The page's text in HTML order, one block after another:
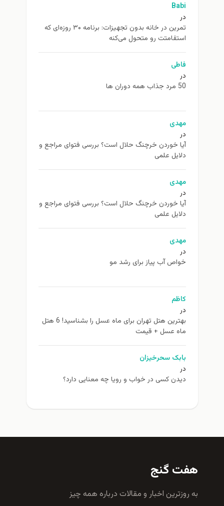
Babi
در
تمرین در خانه بدون تجهیزات: برنامه ۳۰ روزه‌ای که
استقامتت رو متحول می‌کنه
فاطی
در
50 مرد جذاب همه دوران ها
مهدی
در
آیا خوردن خرچنگ حلال است؟ بررسی فتوای مراجع و
دلایل علمی
مهدی
در
آیا خوردن خرچنگ حلال است؟ بررسی فتوای مراجع و
دلایل علمی
مهدی
در
خواص آب پیاز برای رشد مو
کاظم
در
بهترین هتل تهران برای ماه عسل را بشناسید! 6 هتل
ماه عسل + قیمت
بابک سحرخیزان
در
دیدن کسی در خواب و رویا چه معنایی دارد؟
هفت گنج
به روزترين اخبار و مقالات درباره همه چيز